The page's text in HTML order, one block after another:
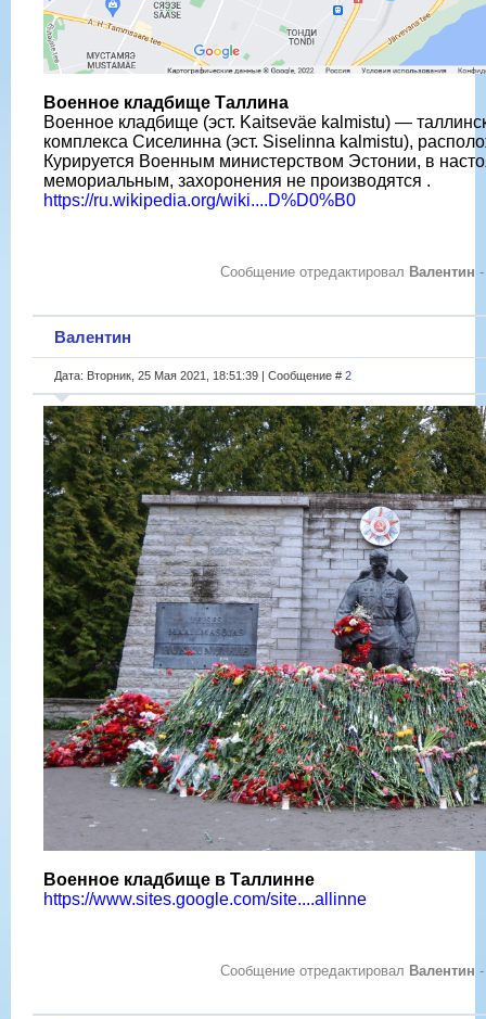
Военное кладбище Таллина
Военное кладбище (эст. Kaitseväe kalmistu) —
комплекса Сиселинна (эст. Siselinna kalmistu),
Курируется Военным министерством Эстонии, в
мемориальным, захоронения не производятся .
https://ru.wikipedia.org/wiki....D%D0%B0
Сообщение отредактировал Валентин
Валентин
Дата: Вторник, 25 Мая 2021, 18:51:39 | Сообщение # 2
Военное кладбище в Таллинне
https://www.sites.google.com/site....allinne
Сообщение отредактировал Валентин